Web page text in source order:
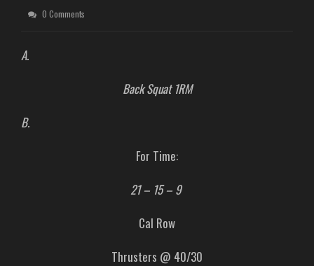
0 Comments
A.
Back Squat 1RM
B.
For Time:
21 – 15 – 9
Cal Row
Thrusters @ 40/30